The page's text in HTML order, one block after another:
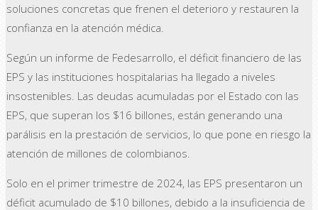
soluciones concretas que frenen el deterioro y restauren la
confianza en la atención médica.
Según un informe de Fedesarrollo, el déficit financiero de las
EPS y las instituciones hospitalarias ha llegado a niveles
insostenibles. Las deudas acumuladas por el Estado con las
EPS, que superan los $16 billones, están generando una
parálisis en la prestación de servicios, lo que pone en riesgo la
atención de millones de colombianos.
Solo en el primer trimestre de 2024, las EPS presentaron un
déficit acumulado de $10 billones, debido a la insuficiencia de